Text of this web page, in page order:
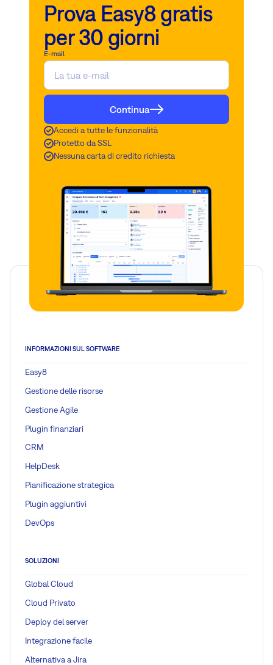
Prova Easy8 gratis
per 30 giorni
E-mail
Continua
Accedi a tutte le funzionalità
Protetto da SSL
Nessuna carta di credito richiesta
INFORMAZIONI SUL SOFTWARE
Easy8
Gestione delle risorse
Gestione Agile
Plugin finanziari
CRM
HelpDesk
Pianificazione strategica
Plugin aggiuntivi
DevOps
SOLUZIONI
Global Cloud
Cloud Privato
Deploy del server
Integrazione facile
Alternativa a Jira